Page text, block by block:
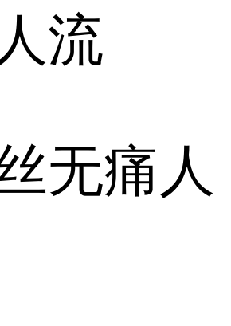
流
无痛人